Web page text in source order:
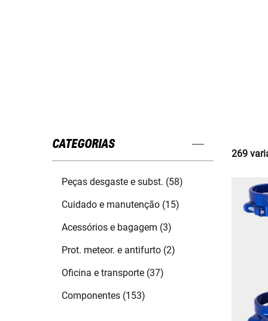
CATEGORIAS
Peças desgaste e subst. (58)
Cuidado e manutenção (15)
Acessórios e bagagem (3)
Prot. meteor. e antifurto (2)
Oficina e transporte (37)
Componentes (153)
269